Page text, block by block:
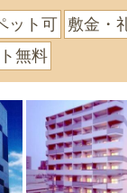
ット可 敷金・
無料